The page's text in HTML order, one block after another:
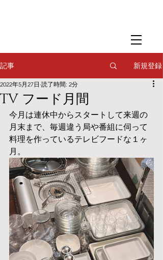
フードスタイリング
記事 新規登録
TV フード月間
2022年5月27日 読了時間: 2分
今月は連休中からスタートして来週の
月末まで、毎週違う局や番組に伺って
料理を作っているテレビフードな１ヶ
月。